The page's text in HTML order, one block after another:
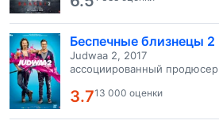
Беспечные близнецы 2
Judwaa 2, 2017
ассоциированный продюсер
3.713 000 оценки